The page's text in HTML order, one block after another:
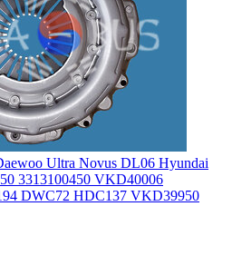
Ultra Novus DL06 Hyundai
3313100450 VKD40006
DWC72 HDC137 VKD39950